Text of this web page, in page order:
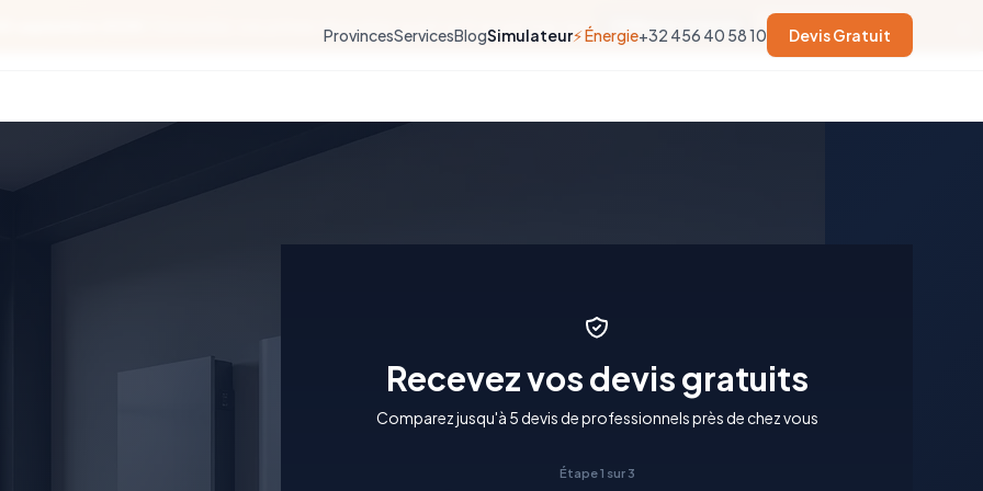
ProvincesServicesBlogSimulateur⚡ Énergie+32 456 40 58 10 Devis Gratuit
septembre 2026 ! Demandez vos primes rénovation avant qu'il ne soit trop tard.
Recevez vos devis gratuits
Comparez jusqu'à 5 devis de professionnels près de chez vous
Étape 1 sur 3